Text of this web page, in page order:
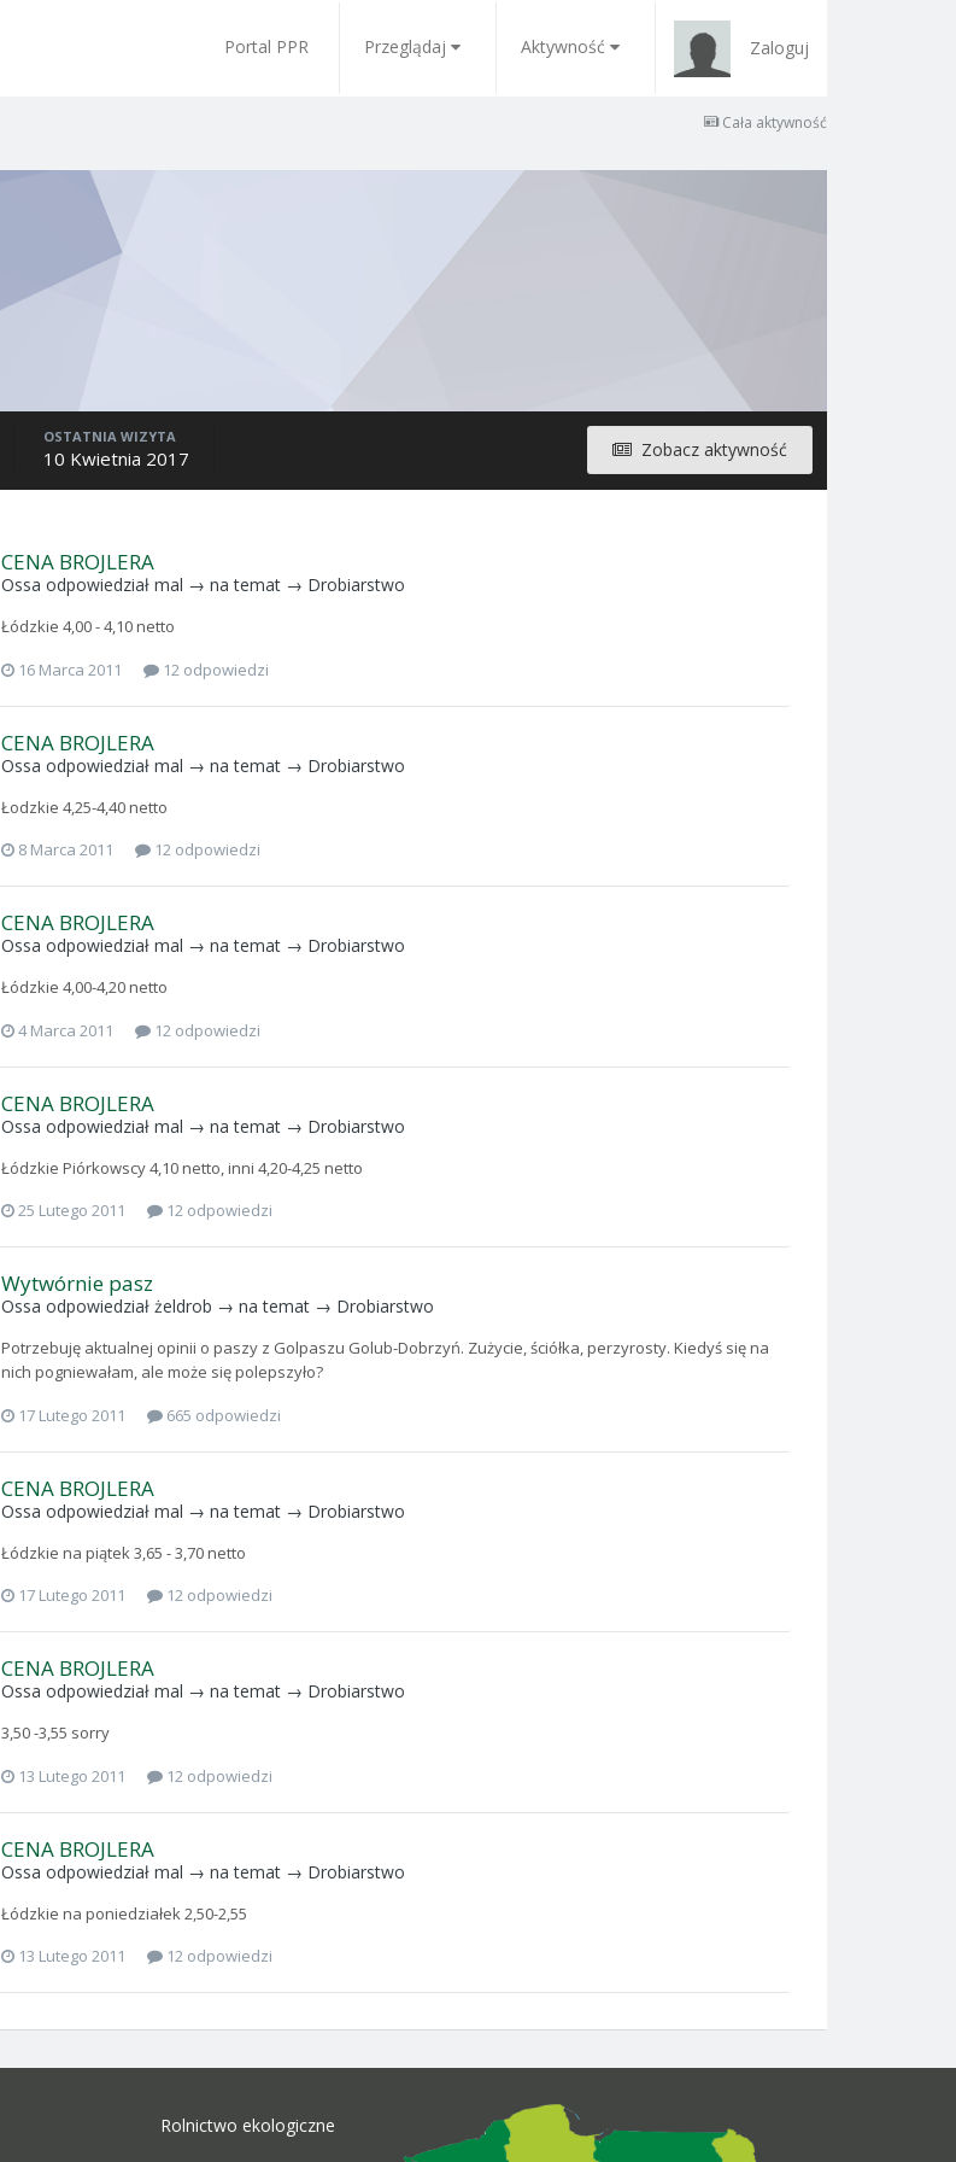
Portal PPR Przeglądaj Aktywność Zaloguj
Cała aktywność
Zobacz aktywność
OSTATNIA WIZYTA
10 Kwietnia 2017
CENA BROJLERA
Ossa odpowiedział mal → na temat → Drobiarstwo
Łódzkie 4,00 - 4,10 netto
16 Marca 2011
12 odpowiedzi
CENA BROJLERA
Ossa odpowiedział mal → na temat → Drobiarstwo
Łodzkie 4,25-4,40 netto
8 Marca 2011
12 odpowiedzi
CENA BROJLERA
Ossa odpowiedział mal → na temat → Drobiarstwo
Łódzkie 4,00-4,20 netto
4 Marca 2011
12 odpowiedzi
CENA BROJLERA
Ossa odpowiedział mal → na temat → Drobiarstwo
Łódzkie Piórkowscy 4,10 netto, inni 4,20-4,25 netto
25 Lutego 2011
12 odpowiedzi
Wytwórnie pasz
Ossa odpowiedział żeldrob → na temat → Drobiarstwo
Potrzebuję aktualnej opinii o paszy z Golpaszu Golub-Dobrzyń. Zużycie, ściółka, perzyrosty. Kiedyś się na
nich pogniewałam, ale może się polepszyło?
17 Lutego 2011
665 odpowiedzi
CENA BROJLERA
Ossa odpowiedział mal → na temat → Drobiarstwo
Łódzkie na piątek 3,65 - 3,70 netto
17 Lutego 2011
12 odpowiedzi
CENA BROJLERA
Ossa odpowiedział mal → na temat → Drobiarstwo
3,50 -3,55 sorry
13 Lutego 2011
12 odpowiedzi
CENA BROJLERA
Ossa odpowiedział mal → na temat → Drobiarstwo
Łódzkie na poniedziałek 2,50-2,55
13 Lutego 2011
12 odpowiedzi
Rolnictwo ekologiczne